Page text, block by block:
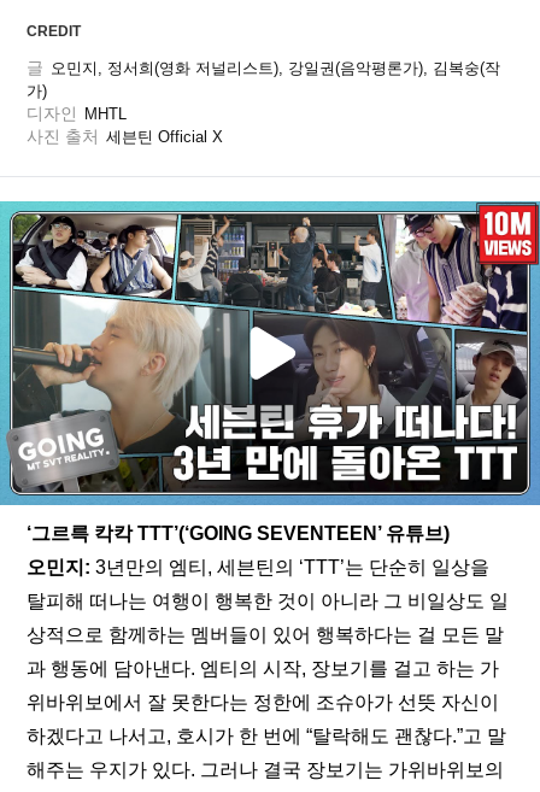
CREDIT
글 오민지, 정서희(영화 저널리스트), 강일권(음악평론가), 김복숭(작
가)
디자인 MHTL
사진 출처 세븐틴 Official X
‘그르륵 칵칵 TTT’(‘GOING SEVENTEEN’ 유튜브)
오민지: 3년만의 엠티, 세븐틴의 ‘TTT’는 단순히 일상을
탈피해 떠나는 여행이 행복한 것이 아니라 그 비일상도 일
상적으로 함께하는 멤버들이 있어 행복하다는 걸 모든 말
과 행동에 담아낸다. 엠티의 시작, 장보기를 걸고 하는 가
위바위보에서 잘 못한다는 정한에 조슈아가 선뜻 자신이
하겠다고 나서고, 호시가 한 번에 “탈락해도 괜찮다.”고 말
해주는 우지가 있다. 그러나 결국 장보기는 가위바위보의